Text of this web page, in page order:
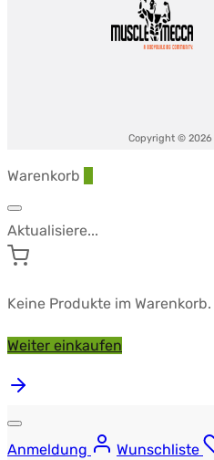
Copyright © 2026
Warenkorb
Aktualisiere...
Keine Produkte im Warenkorb.
Weiter einkaufen
Anmeldung Wunschliste